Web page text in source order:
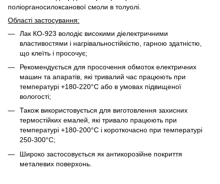
поліорганосилоксанової смоли в толуолі.
Області застосування:
Лак КО-923 володіє високими діелектричними
властивостями і нагрівальностійкістю, гарною здатністю,
що клеїть і просочує;
Рекомендується для просочення обмоток електричних
машин та апаратів, які тривалий час працюють при
температурі +180-220°С або в умовах підвищеної
вологості;
Також використовується для виготовлення захисних
термостійких емалей, які тривало працюють при
температурі +180-200°С і короткочасно при температурі
250-300°С;
Широко застосовується як антикорозійне покриття
металевих поверхонь.